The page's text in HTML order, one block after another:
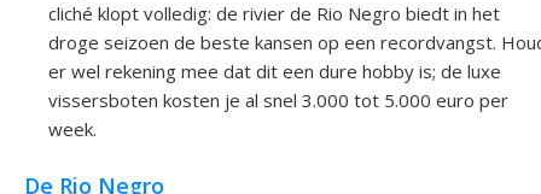
cliché klopt volledig: de rivier de Rio Negro biedt in het
droge seizoen de beste kansen op een recordvangst.
er wel rekening mee dat dit een dure hobby is; de luxe
vissersboten kosten je al snel 3.000 tot 5.000 euro per
week.
De Rio Negro